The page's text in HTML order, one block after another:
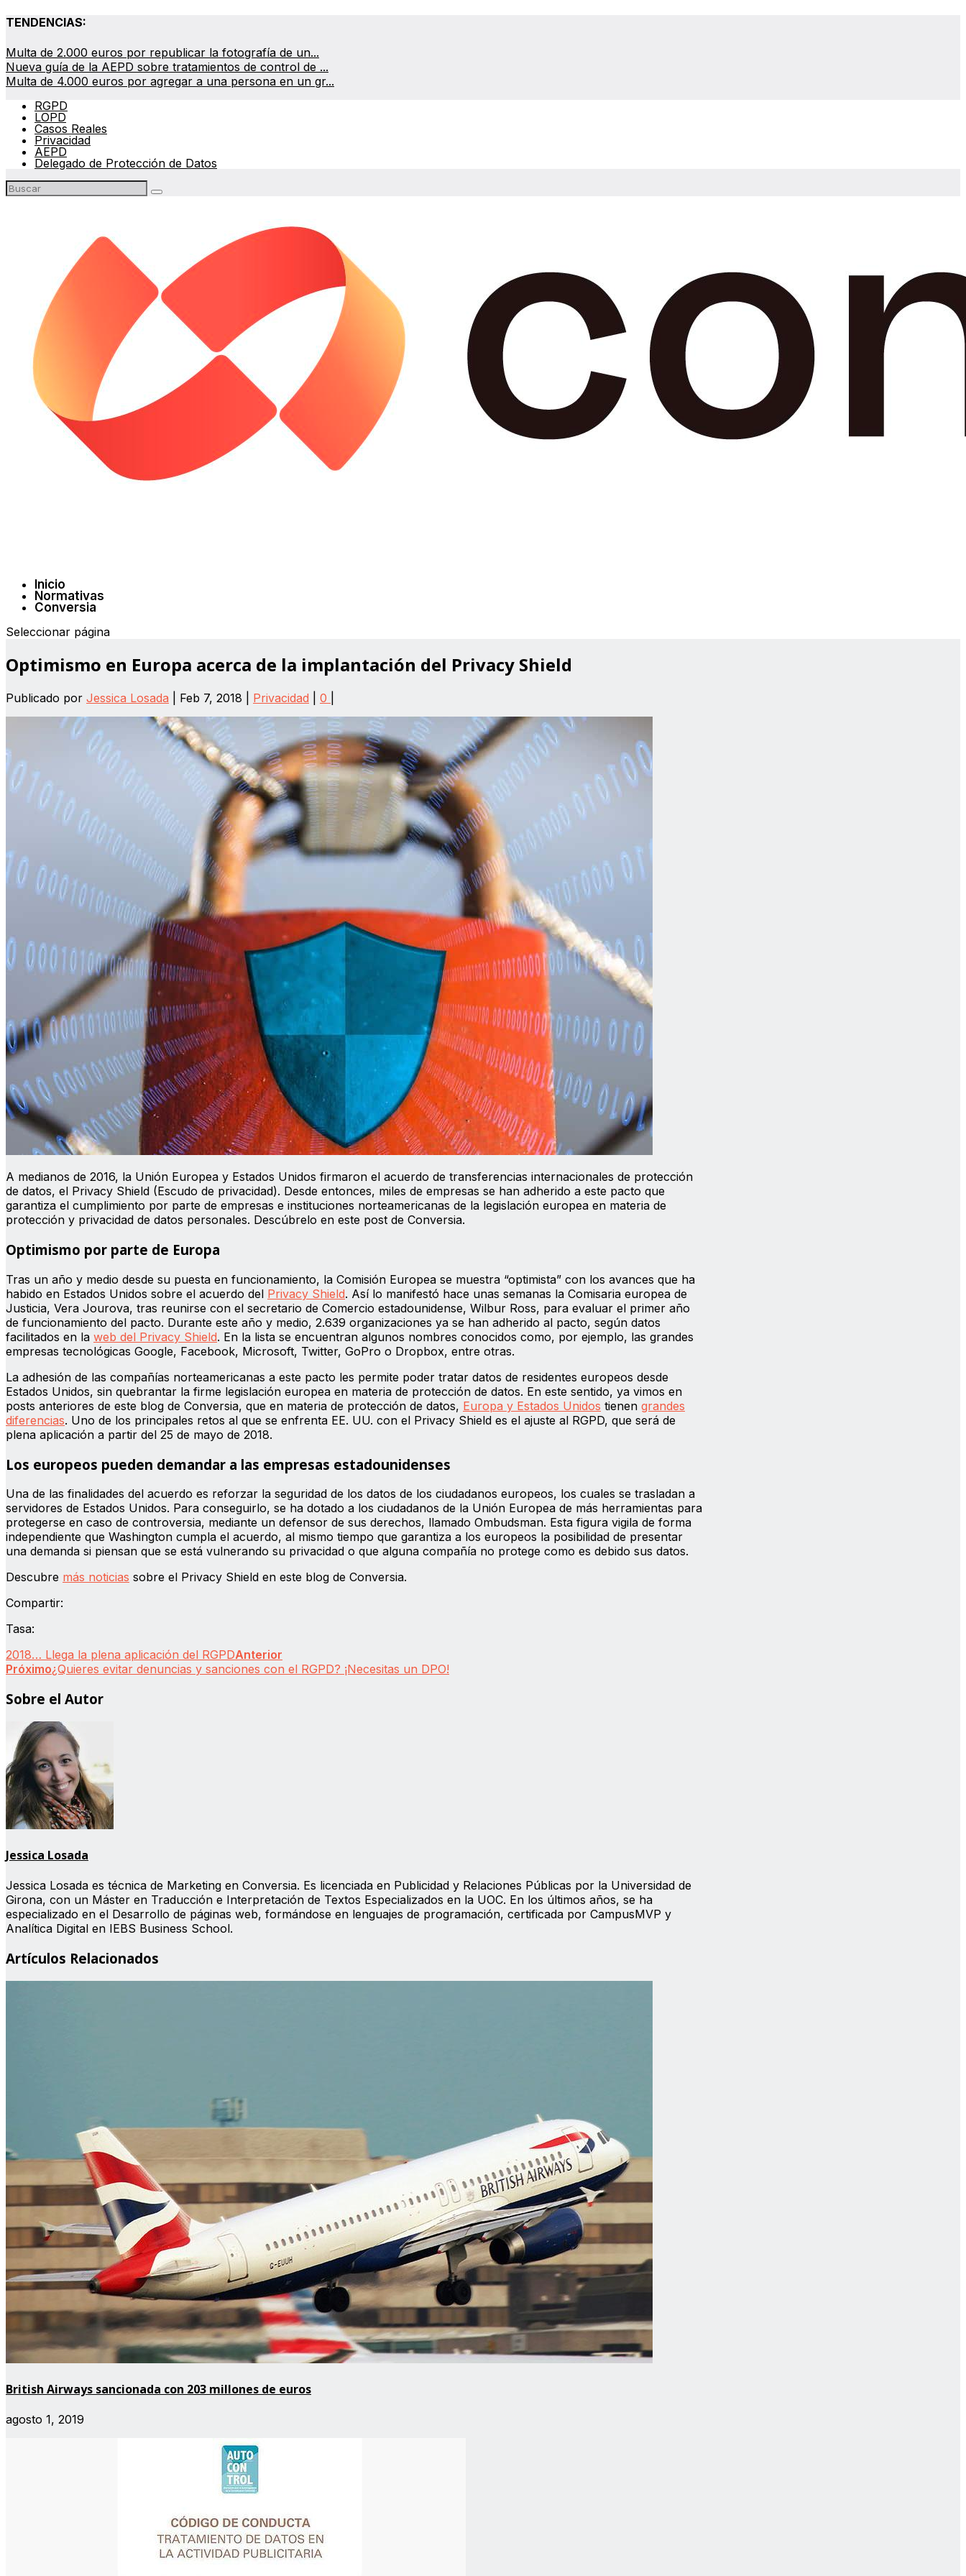
TENDENCIAS:
Multa de 2.000 euros por republicar la fotografía de un...
Nueva guía de la AEPD sobre tratamientos de control de ...
Multa de 4.000 euros por agregar a una persona en un gr...
RGPD
LOPD
Casos Reales
Privacidad
AEPD
Delegado de Protección de Datos
Inicio
Normativas
Conversia
Seleccionar página
Optimismo en Europa acerca de la implantación del Privacy Shield
Publicado por Jessica Losada Feb 7, 2018 Privacidad 0
A medianos de 2016, la Unión Europea y Estados Unidos firmaron el acuerdo de transferencias internacionales de protección
de datos, el Privacy Shield (Escudo de privacidad). Desde entonces, miles de empresas se han adherido a este pacto que
garantiza el cumplimiento por parte de empresas e instituciones norteamericanas de la legislación europea en materia de
protección y privacidad de datos personales. Descúbrelo en este post de Conversia.
Optimismo por parte de Europa
Tras un año y medio desde su puesta en funcionamiento, la Comisión Europea se muestra “optimista” con los avances que ha
habido en Estados Unidos sobre el acuerdo del Privacy Shield. Así lo manifestó hace unas semanas la Comisaria europea de
Justicia, Vera Jourova, tras reunirse con el secretario de Comercio estadounidense, Wilbur Ross, para evaluar el primer año
de funcionamiento del pacto. Durante este año y medio, 2.639 organizaciones ya se han adherido al pacto, según datos
facilitados en la web del Privacy Shield. En la lista se encuentran algunos nombres conocidos como, por ejemplo, las grandes
empresas tecnológicas Google, Facebook, Microsoft, Twitter, GoPro o Dropbox, entre otras.
La adhesión de las compañías norteamericanas a este pacto les permite poder tratar datos de residentes europeos desde
Estados Unidos, sin quebrantar la firme legislación europea en materia de protección de datos. En este sentido, ya vimos en
posts anteriores de este blog de Conversia, que en materia de protección de datos, Europa y Estados Unidos tienen grandes
diferencias. Uno de los principales retos al que se enfrenta EE. UU. con el Privacy Shield es el ajuste al RGPD, que será de
plena aplicación a partir del 25 de mayo de 2018.
Los europeos pueden demandar a las empresas estadounidenses
Una de las finalidades del acuerdo es reforzar la seguridad de los datos de los ciudadanos europeos, los cuales se trasladan a
servidores de Estados Unidos. Para conseguirlo, se ha dotado a los ciudadanos de la Unión Europea de más herramientas para
protegerse en caso de controversia, mediante un defensor de sus derechos, llamado Ombudsman. Esta figura vigila de forma
independiente que Washington cumpla el acuerdo, al mismo tiempo que garantiza a los europeos la posibilidad de presentar
una demanda si piensan que se está vulnerando su privacidad o que alguna compañía no protege como es debido sus datos.
Descubre más noticias sobre el Privacy Shield en este blog de Conversia.
Compartir:
Tasa:
2018… Llega la plena aplicación del RGPDAnterior
Próximo¿Quieres evitar denuncias y sanciones con el RGPD? ¡Necesitas un DPO!
Sobre el Autor
Jessica Losada
Jessica Losada es técnica de Marketing en Conversia. Es licenciada en Publicidad y Relaciones Públicas por la Universidad de
Girona, con un Máster en Traducción e Interpretación de Textos Especializados en la UOC. En los últimos años, se ha
especializado en el Desarrollo de páginas web, formándose en lenguajes de programación, certificada por CampusMVP y
Analítica Digital en IEBS Business School.
Artículos Relacionados
British Airways sancionada con 203 millones de euros
agosto 1, 2019